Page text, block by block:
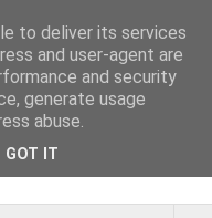
a co se na nich
to deliver its services
and user-agent are
and security
generate usage
abuse.
GOT IT